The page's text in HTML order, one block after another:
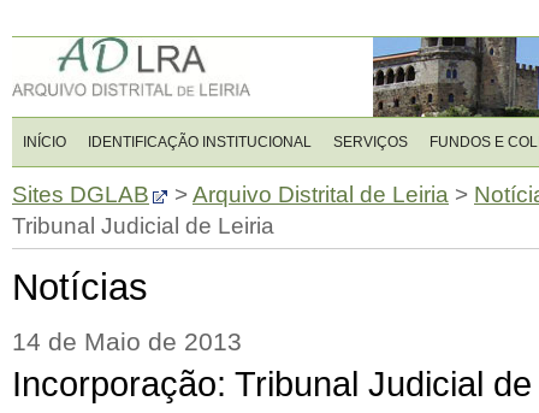
INÍCIO IDENTIFICAÇÃO INSTITUCIONAL SERVIÇOS FUNDOS E
Sites DGLAB >Arquivo Distrital de Leiria >
Tribunal Judicial de Leiria
Notícias
14 de Maio de 2013
Incorporação: Tribunal Judicial